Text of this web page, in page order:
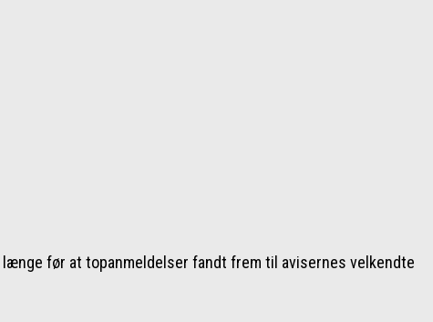
før at topanmeldelser fandt frem til avisernes velkendte